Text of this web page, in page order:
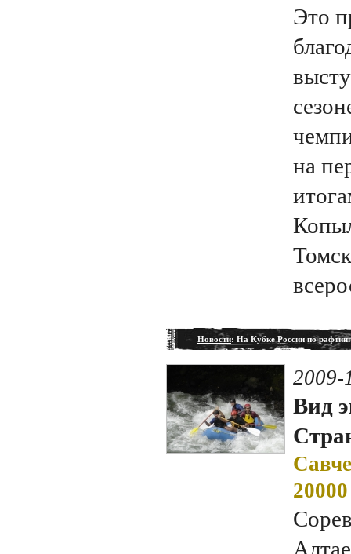
Это
на
Новости: На Кубке России по
2009-
Вид
20000